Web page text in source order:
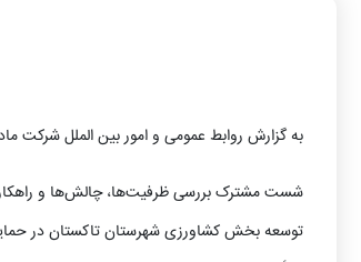
به گزارش روابط عمومی و امور بین الملل
شست مشترک بررسی ظرفیت‌ها، چالش‌ها و
توسعه بخش کشاورزی شهرستان تاکستان در